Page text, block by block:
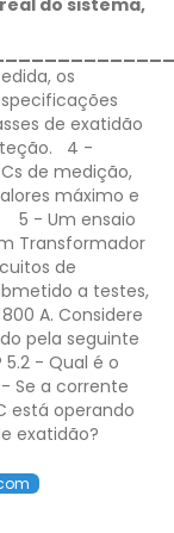
os
de exatidão
4 -
de medição,
máximo e
5 - Um ensaio
Transformador
de
a testes,
A. Considere
pela seguinte
5.2 - Qual é o
- Se a corrente
está operando
exatidão?